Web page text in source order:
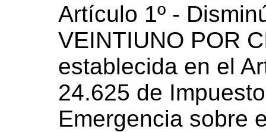
Artículo 1º -
VEINTIUNO POR
establecida en el
24.625 de
Emergencia sobre